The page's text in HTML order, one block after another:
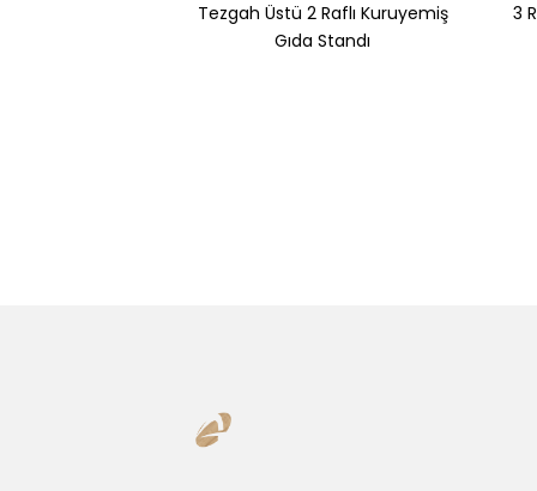
Tezgah Üstü 2 Raflı Kuruyemiş
Gıda Standı
3